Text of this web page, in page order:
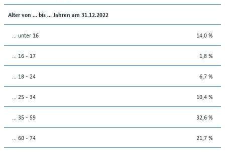
Alter von ... bis ... Jahren am 31.12.2022
... unter 16 14,0 %
... 16 - 17 1,8 %
... 18 - 24 6,7 %
... 25 - 34 10,4 %
... 35 - 59 32,6 %
... 60 - 74 21,7 %